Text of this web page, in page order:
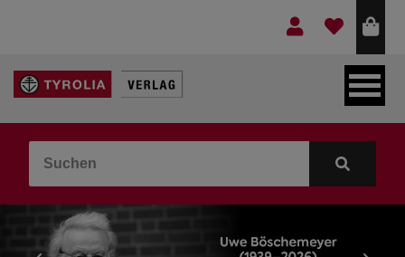
LEBEN & GLAUBE
KOCHEN & GESUNDHEIT